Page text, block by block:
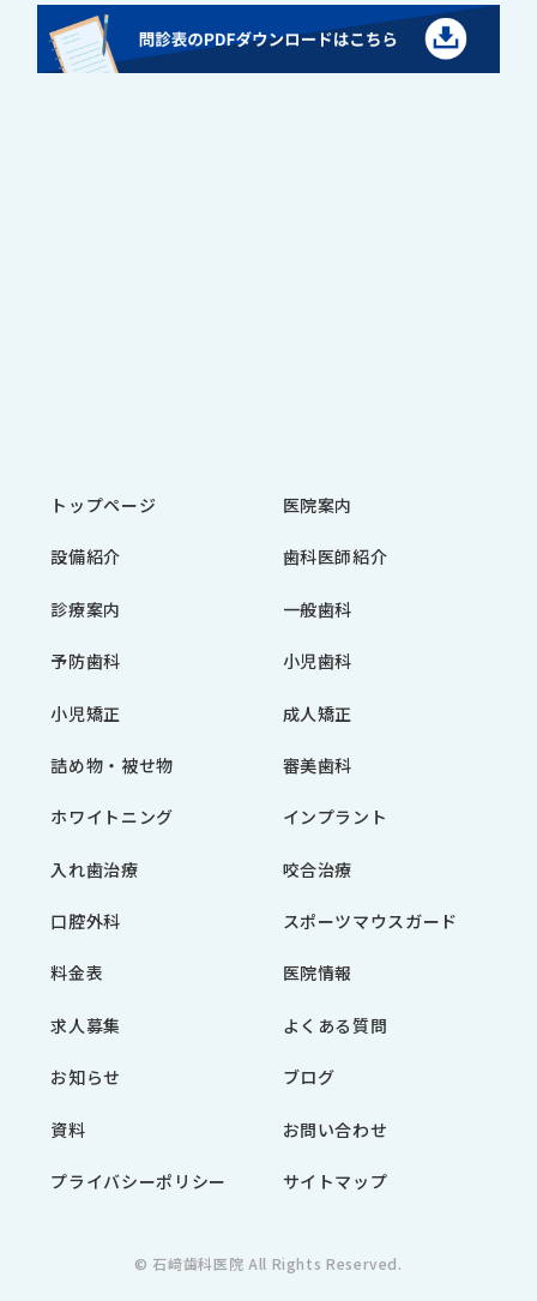
トップページ 医院案内
設備紹介 歯科医師紹介
診療案内 一般歯科
予防歯科 小児歯科
小児矯正 成人矯正
詰め物・被せ物 審美歯科
ホワイトニング インプラント
入れ歯治療 咬合治療
口腔外科 スポーツマウスガード
料金表 医院情報
求人募集 よくある質問
お知らせ ブログ
資料 お問い合わせ
プライバシーポリシー サイトマップ
© 石﨑歯科医院 All Rights Reserved.